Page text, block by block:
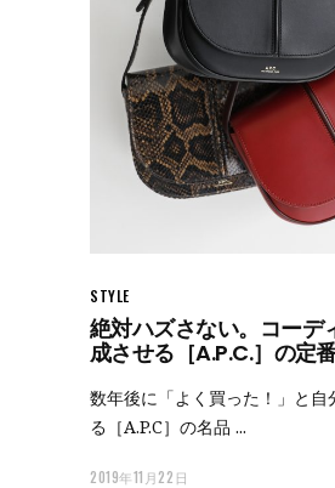
STYLE
絶対ハズさない。コーデ
成させる［A.P.C.］の定
数年後に「よく買った！」と自
る［A.P.C］の名品
2019年11月22日